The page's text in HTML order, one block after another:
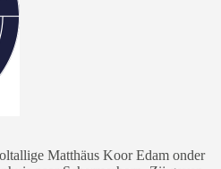
Matthäus Koor Edam onder